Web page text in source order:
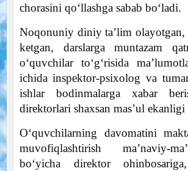
chorasini qo‘llashga sabab bo‘ladi.
Noqonuniy diniy ta’lim
ketgan, darslarga muntazam
o‘quvchilar to‘g‘risida
ichida inspektor-psixolog va
ishlar bodinmalarga xabar
direktorlari shaxsan mas’ul
O‘quvchilarning davomatini
muvofiqlashtirish ma’naviy-
bo‘yicha direktor